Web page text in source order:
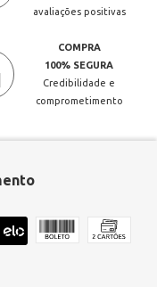
avaliações positivas
COMPRA
100% SEGURA
Credibilidade e
comprometimento